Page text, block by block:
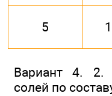
5 1
Вариант 4. 2.
солей по